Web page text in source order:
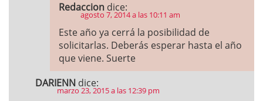
Redaccion dice:
agosto 7, 2014 a las 10:11 am
Este año ya cerrá la posibilidad de
solicitarlas. Deberás esperar hasta el año
que viene. Suerte
DARIENN dice:
marzo 23, 2015 a las 12:39 pm